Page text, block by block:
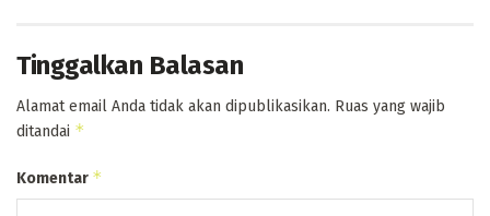
Tinggalkan Balasan
Alamat email Anda tidak akan dipublikasikan. Ruas yang wajib
ditandai *
Komentar *